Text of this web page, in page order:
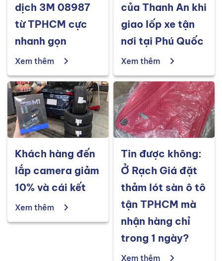
dịch 3M 08987
từ TPHCM cực
nhanh gọn
Xem thêm
của Thanh An khi
giao lốp xe tận
nơi tại Phú Quốc
Xem thêm
Khách hàng đến
lắp camera giảm
10% và cái kết
Xem thêm
Tin được không:
Ở Rạch Giá đặt
thảm lót sàn ô tô
tận TPHCM mà
nhận hàng chỉ
trong 1 ngày?
Xem thêm